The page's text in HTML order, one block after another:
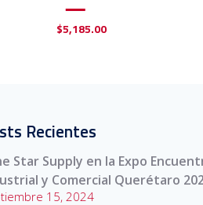
$5,185.00
Recientes
Star Supply en la Expo
y Comercial Querétaro
15, 2024